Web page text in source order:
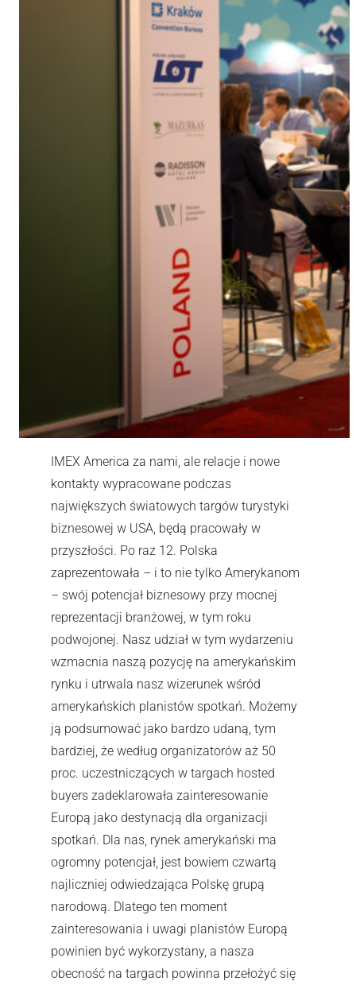
IMEX America za nami, ale relacje i nowe
kontakty wypracowane podczas
największych światowych targów turystyki
biznesowej w USA, będą pracowały w
przyszłości. Po raz 12. Polska
zaprezentowała – i to nie tylko Amerykanom
– swój potencjał biznesowy przy mocnej
reprezentacji branżowej, w tym roku
podwojonej. Nasz udział w tym wydarzeniu
wzmacnia naszą pozycję na amerykańskim
rynku i utrwala nasz wizerunek wśród
amerykańskich planistów spotkań. Możemy
ją podsumować jako bardzo udaną, tym
bardziej, że według organizatorów aż 50
proc. uczestniczących w targach hosted
buyers zadeklarowała zainteresowanie
Europą jako destynacją dla organizacji
spotkań. Dla nas, rynek amerykański ma
ogromny potencjał, jest bowiem czwartą
najliczniej odwiedzająca Polskę grupą
narodową. Dlatego ten moment
zainteresowania i uwagi planistów Europą
powinien być wykorzystany, a nasza
obecność na targach powinna przełożyć się